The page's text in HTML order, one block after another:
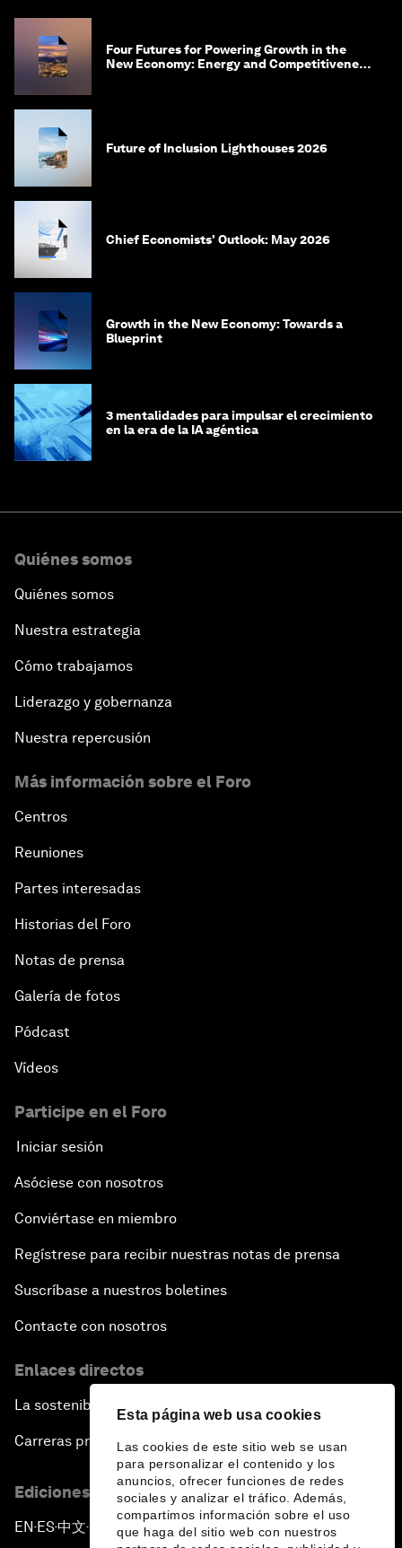
Esta página web usa cookies
Las cookies de este sitio web se usan
para personalizar el contenido y los
anuncios, ofrecer funciones de redes
sociales y analizar el tráfico. Además,
compartimos información sobre el uso
que haga del sitio web con nuestros
Four Futures for Powering Growth in the
New Economy: Energy and Competitiveness
Future of Inclusion Lighthouses 2026
Chief Economists' Outlook: May 2026
Growth in the New Economy: Towards a
Blueprint
3 mentalidades para impulsar el crecimiento
en la era de la IA agéntica
Quiénes somos
Quiénes somos
Nuestra estrategia
Cómo trabajamos
Liderazgo y gobernanza
Nuestra repercusión
Más información sobre el Foro
Centros
Reuniones
Partes interesadas
Historias del Foro
Notas de prensa
Galería de fotos
Pódcast
Vídeos
Participe en el Foro
Iniciar sesión
Asóciese con nosotros
Conviértase en miembro
Regístrese para recibir nuestras notas de prensa
Suscríbase a nuestros boletines
Contacte con nosotros
Enlaces directos
La sostenibilidad en el Foro
Carreras profesionales
Ediciones en otros idiomas
EN ▪ES▪中文▪ 日本語